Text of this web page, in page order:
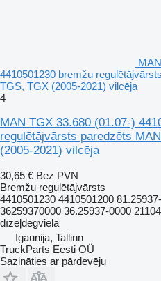
4410501230 bremžu
TGS, TGX (2005-2021) vilcēja
4
MAN TGX 33.680 (01.07-)
regulētājvārsts paredzēts
(2005-2021) vilcēja
30,65 € Bez PVN
Bremžu regulētājvārsts
4410501230 4410501200
36259370000 36.25937-0000
dīzeļdegviela
Igaunija, Tallinn
TruckParts Eesti OÜ
Sazināties ar pārdevēju